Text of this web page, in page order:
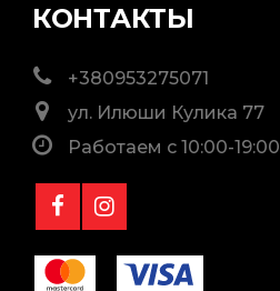
КОНТАКТЫ
+380953275071
ул. Илюши Кулика 77
Работаем с 10:00-19:00